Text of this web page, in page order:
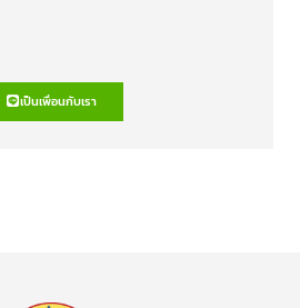
เป็นเพื่อนกับเรา